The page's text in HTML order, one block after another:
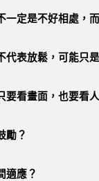
一定是不好相處，
代表放鬆，可能只
要看畫面，也要看人
勵？
適應？